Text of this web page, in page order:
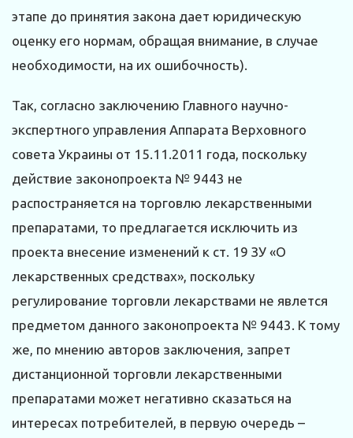
этапе до принятия закона дает юридическую
оценку его нормам, обращая внимание, в случае
необходимости, на их ошибочность).
Так, согласно заключению Главного научно-
экспертного управления Аппарата Верховного
совета Украины от 15.11.2011 года, поскольку
действие законопроекта № 9443 не
распостраняется на торговлю лекарственными
препаратами, то предлагается исключить из
проекта внесение изменений к ст. 19 ЗУ «О
лекарственных средствах», поскольку
регулирование торговли лекарствами не явлется
предметом данного законопроекта № 9443. К тому
же, по мнению авторов заключения, запрет
дистанционной торговли лекарственными
препаратами может негативно сказаться на
интересах потребителей, в первую очередь –